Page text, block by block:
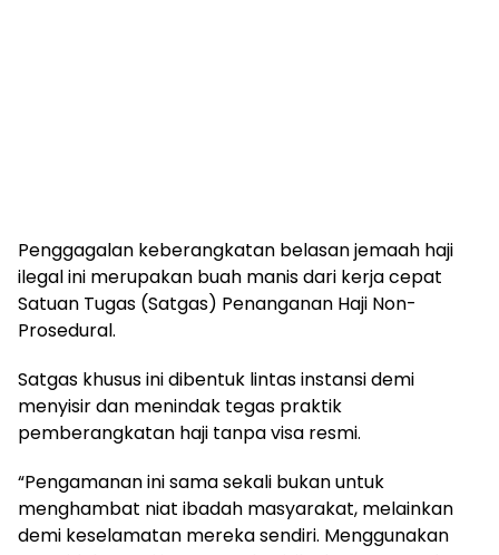
Penggagalan keberangkatan belasan jemaah haji
ilegal ini merupakan buah manis dari kerja cepat
Satuan Tugas (Satgas) Penanganan Haji Non-
Prosedural.
Satgas khusus ini dibentuk lintas instansi demi
menyisir dan menindak tegas praktik
pemberangkatan haji tanpa visa resmi.
“Pengamanan ini sama sekali bukan untuk
menghambat niat ibadah masyarakat, melainkan
demi keselamatan mereka sendiri. Menggunakan